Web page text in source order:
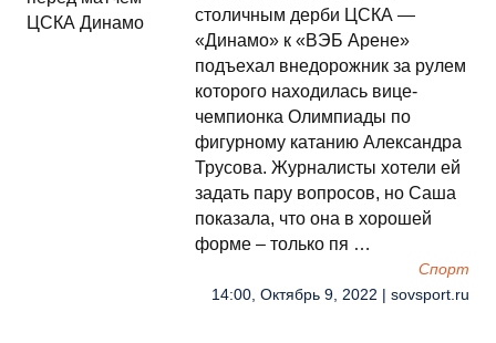
столичным дерби ЦСКА —
«Динамо» к «ВЭБ Арене»
подъехал внедорожник за рулем
которого находилась вице-
чемпионка Олимпиады по
фигурному катанию Александра
Трусова. Журналисты хотели ей
задать пару вопросов, но Саша
показала, что она в хорошей
форме – только пя …
Спорт
14:00, Октябрь 9, 2022 | sovsport.ru